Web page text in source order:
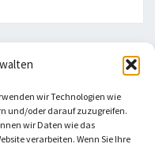
wir Technologien wie
und/oder darauf zuzugreifen.
wir Daten wie das
verarbeiten. Wenn Sie Ihre